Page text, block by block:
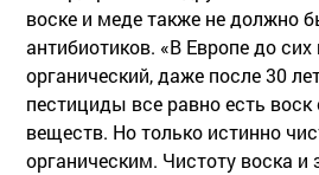
воске и меде также не должно
антибиотиков. «В Европе до сих
органический, даже после 30
пестициды все равно есть воск
веществ. Но только истинно
органическим. Чистоту воска и